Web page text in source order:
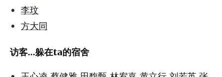
李玟
方大同
访客...躲在ta的宿舍